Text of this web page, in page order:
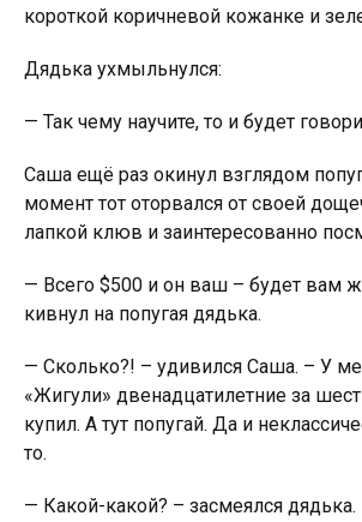
короткой коричневой кожанке и
Дядька ухмыльнулся:
— Так чему научите, то и будет
Саша ещё раз окинул взглядом
момент тот оторвался от своей
лапкой клюв и заинтересованно
— Всего $500 и он ваш – будет вам
кивнул на попугая дядька.
— Сколько?! – удивился Саша. – У
«Жигули» двенадцатилетние за
кyпил. А тут попугай. Да и
то.
— Какой-какой? – засмеялся дядька.